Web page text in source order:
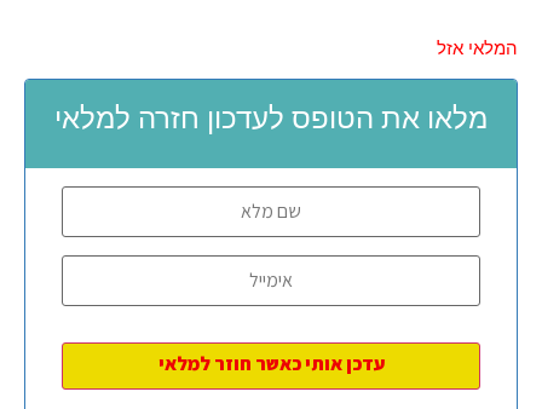
המלאי אזל
מלאו את הטופס לעדכון חזרה למלאי